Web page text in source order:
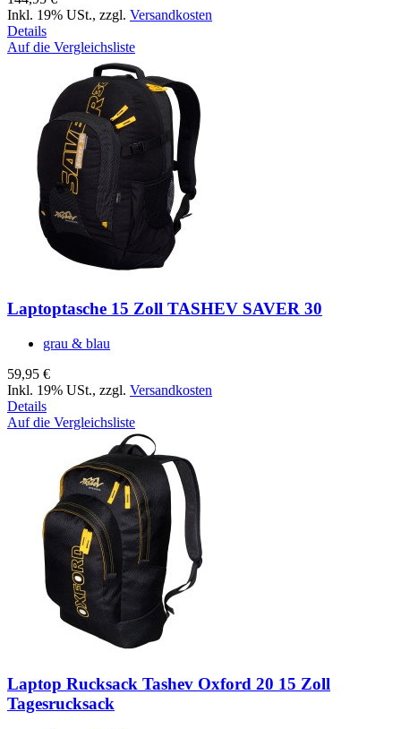
Inkl. 19% USt., zzgl. Versandkosten
Details
Auf die Vergleichsliste
Laptoptasche 15 Zoll TASHEV SAVER 30
grau & blau
59,95 €
Inkl. 19% USt., zzgl. Versandkosten
Details
Auf die Vergleichsliste
Laptop Rucksack Tashev Oxford 20 15 Zoll
Tagesrucksack